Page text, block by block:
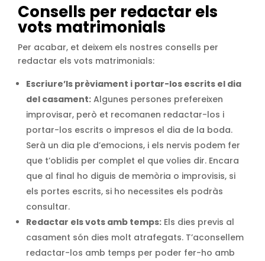
Consells per redactar els
vots matrimonials
Per acabar, et deixem els nostres consells per
redactar els vots matrimonials:
Escriure’ls prèviament i portar-los escrits el dia
del casament: Algunes persones prefereixen
improvisar, però et recomanen redactar-los i
portar-los escrits o impresos el dia de la boda.
Serà un dia ple d’emocions, i els nervis podem fer
que t’oblidis per complet el que volies dir. Encara
que al final ho diguis de memòria o improvisis, si
els portes escrits, si ho necessites els podràs
consultar.
Redactar els vots amb temps: Els dies previs al
casament són dies molt atrafegats. T’aconsellem
redactar-los amb temps per poder fer-ho amb